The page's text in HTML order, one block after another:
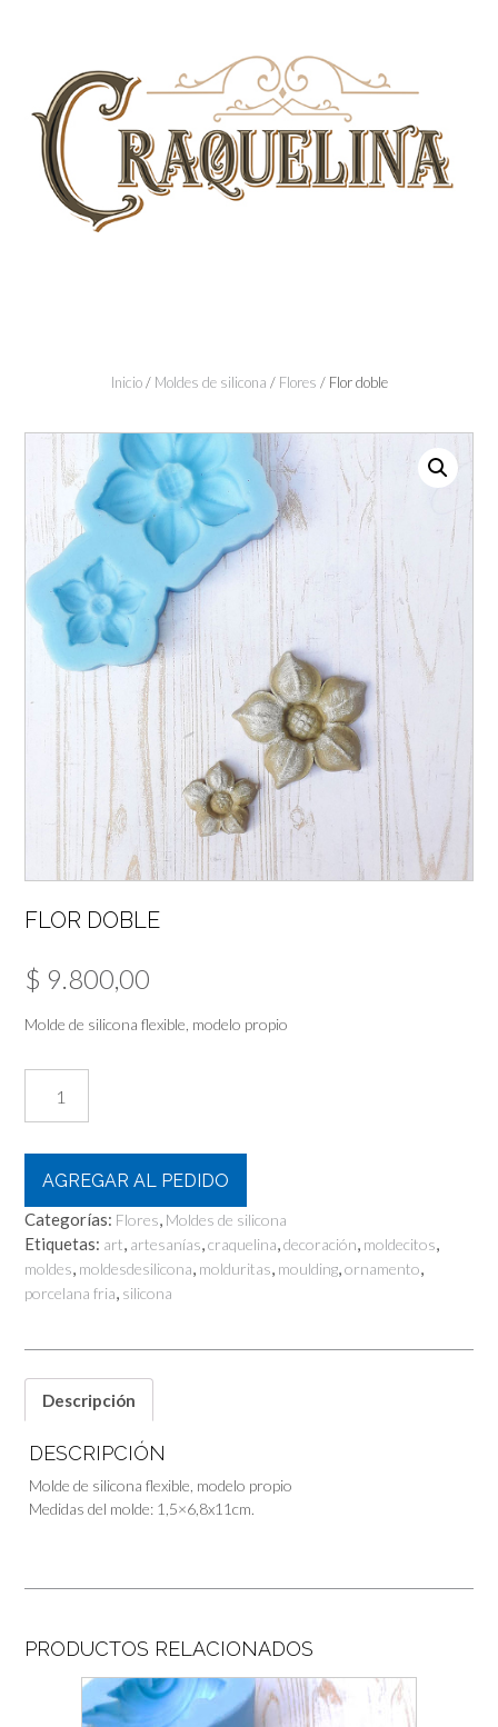
Inicio/ Moldes de silicona / Flores / Flor doble
FLOR DOBLE
$ 9.800,00
Molde de silicona flexible, modelo propio
doble
cantidad
AGREGAR AL PEDIDO
Categorías: Flores, Moldes de silicona
Etiquetas: art, artesanías,craquelina,decoración, moldecitos,
moldes, moldesdesilicona, molduritas, moulding,ornamento,
porcelana fria, silicona
Descripción
DESCRIPCIÓN
Molde de silicona flexible, modelo propio
Medidas del molde: 1,5×6,8x11cm.
PRODUCTOS RELACIONADOS